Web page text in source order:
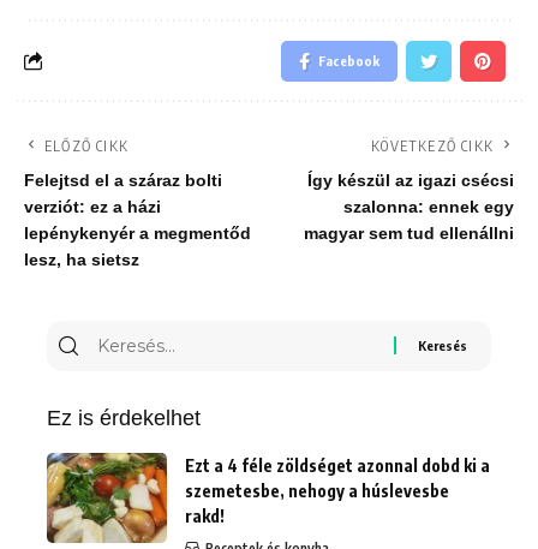
Facebook
ELŐZŐ CIKK
Felejtsd el a száraz bolti
verziót: ez a házi
lepénykenyér a megmentőd
lesz, ha sietsz
KÖVETKEZŐ CIKK
Így készül az igazi csécsi
szalonna: ennek egy
magyar sem tud ellenállni
Keresés
Ez is érdekelhet
Ezt a 4 féle zöldséget azonnal dobd ki a
szemetesbe, nehogy a húslevesbe
rakd!